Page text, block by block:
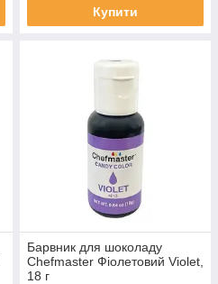
Купити
Барвник для шоколаду
Chefmaster Фіолетовий Violet,
18 г